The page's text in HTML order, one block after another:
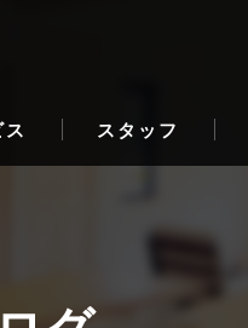
スタッフ